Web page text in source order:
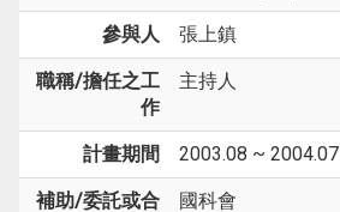
參與人 張上鎮
職稱/擔任之工
作
主持人
計畫期間 2003.08 ~ 2004.07
補助/委託或合
國科會